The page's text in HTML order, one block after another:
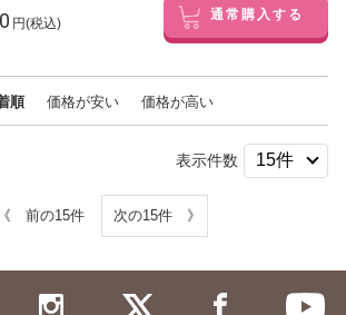
円(税込) 通常購入する
順 価格が安い 価格が高い
表示件数
《 前の15件 次の15件 》